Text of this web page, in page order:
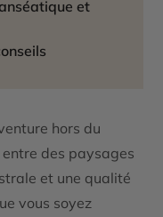
et
hors du
entre des paysages
et une qualité
vous soyez